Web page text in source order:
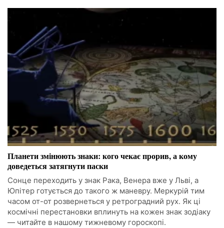
Планети змінюють знаки: кого чекає прорив, а кому
доведеться затягнути паски
Сонце переходить у знак Рака, Венера вже у Льві, а
Юпітер готується до такого ж маневру. Меркурій тим
часом от-от розвернеться у ретроградний рух. Як ці
космічні перестановки вплинуть на кожен знак зодіаку
— читайте в нашому тижневому гороскопі.